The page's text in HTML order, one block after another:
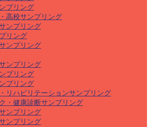
プリング
高校サンプリング
ンプリング
リング
ンプリング
ンプリング
プリング
プリング
リハビリテーションサンプリング
・健康診断サンプリング
ンプリング
ンプリング